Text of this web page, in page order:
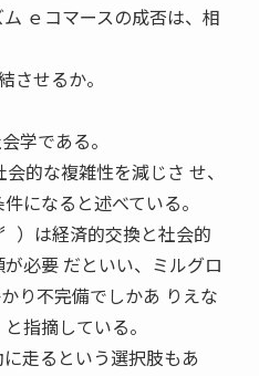
ｅコマースの成否は、相
させるか。
である。
的な複雑性を減じさ せ、
になると述べている。
）は経済的交換と社会的
必要 だといい、ミルグロ
り不完備でしかあ りえな
指摘している。
走るという選択肢もあ